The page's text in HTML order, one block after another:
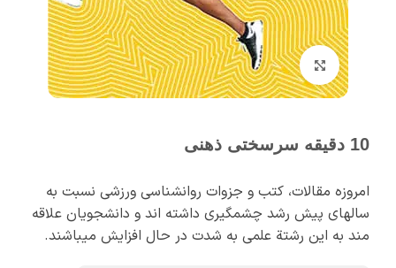
برای بزرگنمایی کلیک کنید
10 دقیقه سرسختی ذهنی
امروزه مقالات، کتب و جزوات روانشناسي ورزشي نسبت به
سالهاي پيش رشد چشمگيري داشته اند و دانشجويان علاقه
مند به اين رشتة علمي به شدت در حال افزايش ميباشند.